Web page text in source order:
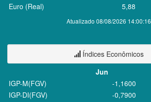
Atualizado 08/08/2026 14:00:16
Euro (Real)
5,88
Índices Econômicos
Jun
IGP-M(FGV)
-1,1600
IGP-DI(FGV)
-0,7900